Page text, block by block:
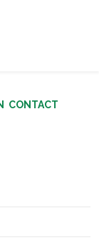
CONTACT